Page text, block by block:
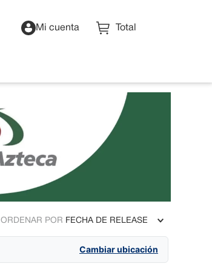
Mi cuenta
ORDENAR POR FECHA DE RELEASE
Cambiar ubicación